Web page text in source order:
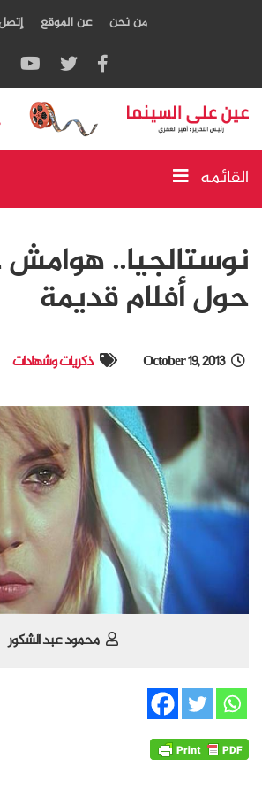
من نحن عن الموقع
القائمه
نوستالجيا..
حول أفلام قديمة
October 19, 2013 ذكريات وشهادات
محمود عبد الشكور